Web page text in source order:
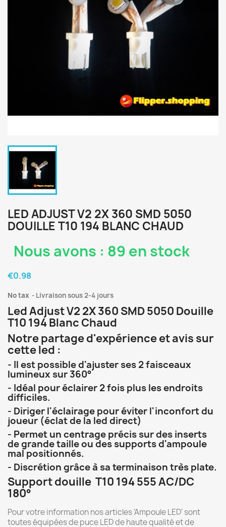
LED ADJUST V2 2X 360 SMD 5050
DOUILLE T10 194 BLANC CHAUD
Nous avons : 89 en stock
€0.98
No tax Livraison sous 2-4 jours
Led Adjust V2 2X 360 SMD 5050 Douille
T10 194 Blanc Chaud
Notre partage d'expérience et avis sur
cette led :
- Il est possible d'ajuster ses 2 faisceaux
lumineux sur 360°
- Idéal pour éclairer 2 fois plus les endroits
difficiles.
- Diriger l'éclairage pour éviter l'inconfort du
joueur (éclat de la led direct)
- Permet un centrage précis sur des inserts
de grande taille ou des supports d'ampoule
mal positionnés.
- Discrétion grâce à sa terminaison très plate.
Support douille T10 194 555 AC/DC
180°
Pour votre information nos articles 'Ampoule LED' sont
toutes équipées de puce LED de haute qualité et de